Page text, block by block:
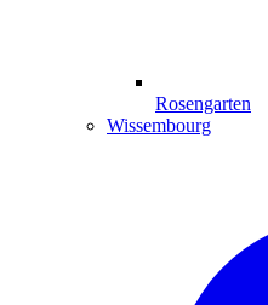
Rosengarten
Wissembourg